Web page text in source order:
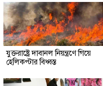
যুক্তরাষ্ট্রে দাবানল নিয়ন্ত্রণে গিয়ে
হেলিকপ্টার বিধ্বস্ত